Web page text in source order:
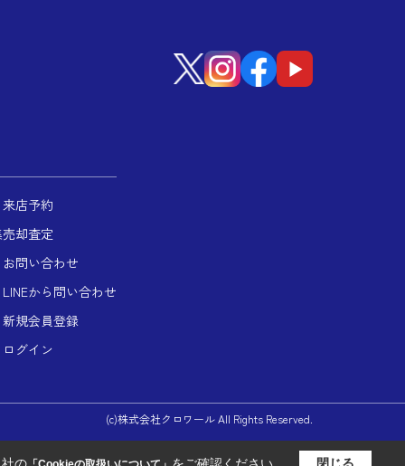
来店予約
売却査定
お問い合わせ
LINEから問い合わせ
新規会員登録
ログイン
(c)株式会社クロワール All Rights Reserved.